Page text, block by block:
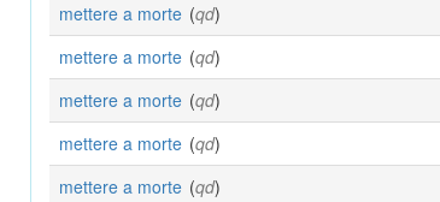
mettere a morte (qd)
mettere a morte (qd)
mettere a morte (qd)
mettere a morte (qd)
mettere a morte (qd)